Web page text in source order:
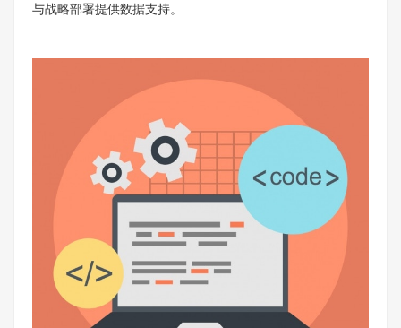
与战略部署提供数据支持。